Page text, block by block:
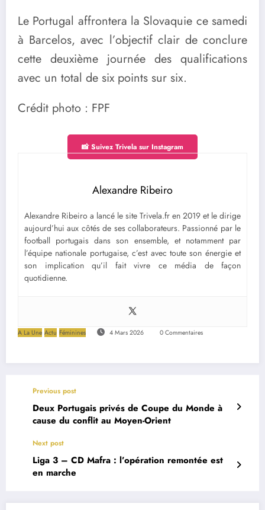
Le Portugal affrontera la Slovaquie ce samedi
à Barcelos, avec l’objectif clair de conclure
cette deuxième journée des qualifications
avec un total de six points sur six.
Crédit photo : FPF
📸 Suivez Trivela sur Instagram
Alexandre Ribeiro
Alexandre Ribeiro a lancé le site Trivela.fr en 2019 et le dirige
aujourd’hui aux côtés de ses collaborateurs. Passionné par le
football portugais dans son ensemble, et notamment par
l’équipe nationale portugaise, c’est avec toute son énergie et
son implication qu’il fait vivre ce média de façon
quotidienne.
A La Une Actu Féminines 4 Mars 2026 0 Commentaires
Previous post
Deux Portugais privés de Coupe du Monde à
cause du conflit au Moyen-Orient
Next post
Liga 3 – CD Mafra : l’opération remontée est
en marche